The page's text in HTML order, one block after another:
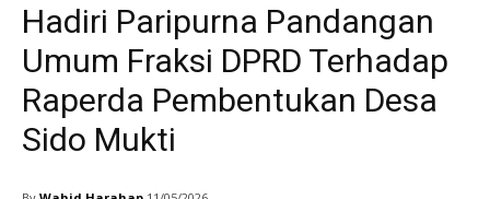
Hadiri Paripurna Pandangan
Umum Fraksi DPRD Terhadap
Raperda Pembentukan Desa
Sido Mukti